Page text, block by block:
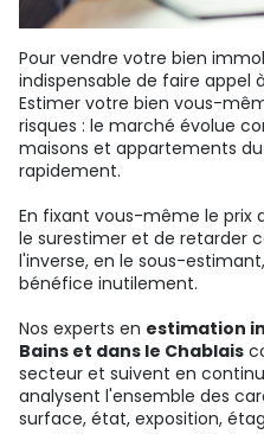
Pour vendre votre bien
indispensable de faire appel
Estimer votre bien vous-
risques : le marché évolue
maisons et appartements
rapidement.
En fixant vous-même le prix
le surestimer et de retarder
l'inverse, en le sous-
bénéfice inutilement.
Nos experts en estimation
Bains et dans le Chablais
secteur et suivent en
analysent l'ensemble des
surface, état, exposition,